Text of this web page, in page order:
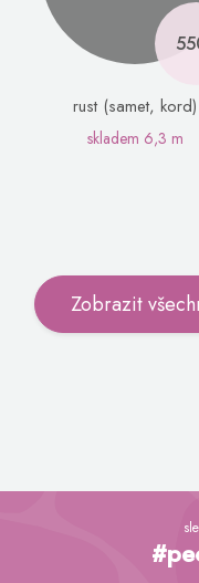
rust (samet, kord)
skladem 6,3 m
Zobrazit
Z